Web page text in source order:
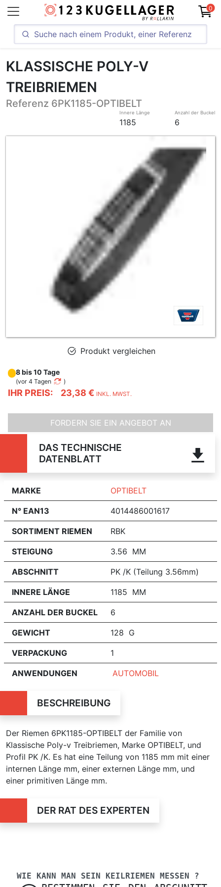
0
KLASSISCHE POLY-V
TREIBRIEMEN
Referenz 6PK1185-OPTIBELT
Innere Länge
1185
Anzahl der Buckel
6
Produkt vergleichen
IHR PREIS: 23,38 € INKL. MWST.
8 bis 10 Tage
(vor 4 Tagen )
FORDERN SIE EIN ANGEBOT AN
DAS TECHNISCHE
DATENBLATT
MARKE OPTIBELT
N° EAN13 4014486001617
SORTIMENT RIEMEN RBK
STEIGUNG 3.56 MM
ABSCHNITT PK /K (Teilung 3.56mm)
INNERE LÄNGE 1185 MM
ANZAHL DER BUCKEL 6
GEWICHT 128 G
VERPACKUNG 1
ANWENDUNGEN AUTOMOBIL
BESCHREIBUNG
Der Riemen 6PK1185-OPTIBELT der Familie von
Klassische Poly-v Treibriemen, Marke OPTIBELT, und
Profil PK /K. Es hat eine Teilung von 1185 mm mit einer
internen Länge mm, einer externen Länge mm, und
einer primitiven Länge mm.
DER RAT DES EXPERTEN
WIE KANN MAN SEIN KEILRIEMEN MESSEN ?